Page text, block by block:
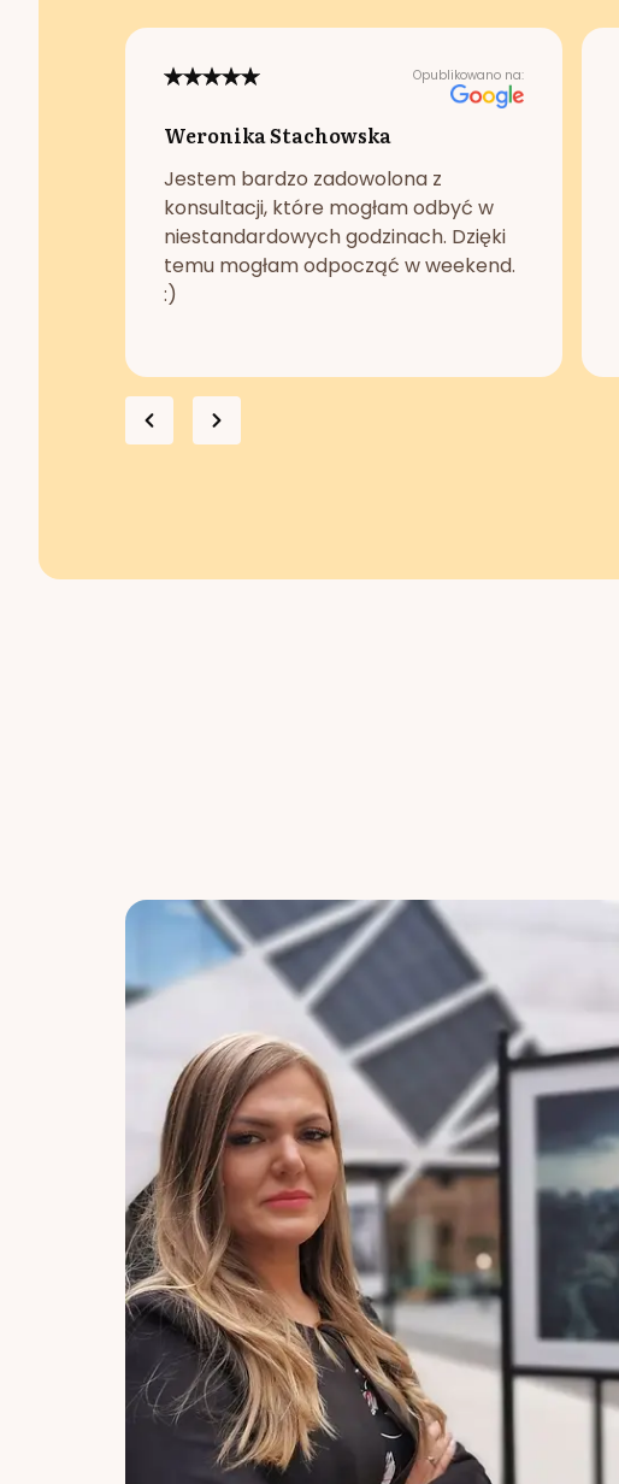
Opublikowano na:
Weronika Stachowska
Jestem bardzo zadowolona z
konsultacji, które mogłam odbyć w
niestandardowych godzinach. Dzięki
temu mogłam odpocząć w weekend.
:)